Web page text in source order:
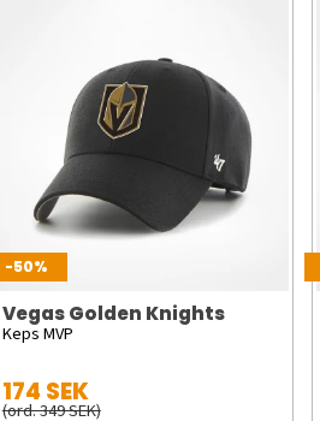
-50%
Vegas Golden Knights
Keps MVP
174 SEK
(ord. 349 SEK)